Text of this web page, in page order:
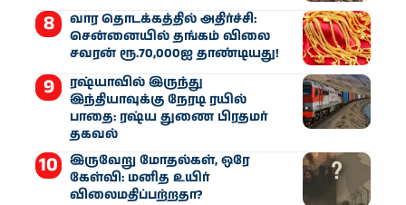
வார தொடக்கத்தில் அதிர்ச்சி:
சென்னையில் தங்கம் விலை
சவரன் ரூ.70,000ஐ தாண்டியது!
ரஷ்யாவில் இருந்து
இந்தியாவுக்கு நேரடி ரயில்
பாதை: ரஷ்ய துணை பிரதமர்
தகவல்
இருவேறு மோதல்கள், ஒரே
கேள்வி: மனித உயிர்
விலைமதிப்பற்றதா?